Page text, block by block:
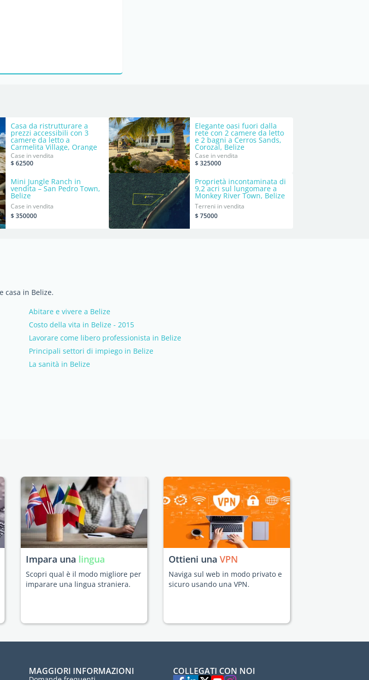
Casa da ristrutturare a
prezzi accessibili con 3
camere da letto a
Carmelita Village, Orange
Walk
Case in vendita
$ 62500
Elegante oasi fuori dalla
rete con 2 camere da letto
e 2 bagni a Cerros Sands,
Corozal, Belize
Case in vendita
$ 325000
Mini Jungle Ranch in
vendita – San Pedro Town,
Belize
Case in vendita
$ 350000
Proprietà incontaminata di
9,2 acri sul lungomare a
Monkey River Town, Belize
Terreni in vendita
$ 75000
casa in Belize.
Abitare e vivere a Belize
Costo della vita in Belize - 2015
Lavorare come libero professionista in Belize
Principali settori di impiego in Belize
La sanità in Belize
Impara una lingua
Scopri qual è il modo migliore per
imparare una lingua straniera.
Ottieni una VPN
Naviga sul web in modo privato e
sicuro usando una VPN.
MAGGIORI INFORMAZIONI COLLEGATI CON NOI